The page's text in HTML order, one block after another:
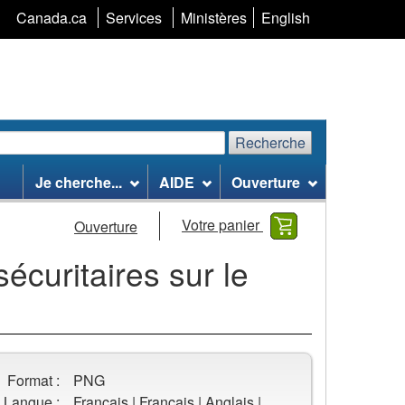
Canada.ca Services Ministères Sélection
langue
English
Recherche
Je cherche... AIDE Ouverture
Ouverture Votre panier
sur le
Format :
PNG